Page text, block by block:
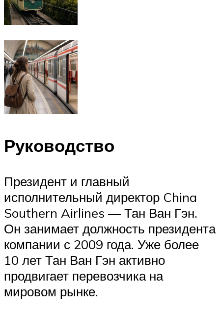
Руководство
Президент и главный
исполнительный директор China
Southern Airlines — Тан Ван Гэн.
Он занимает должность президента
компании с 2009 года. Уже более
10 лет Тан Ван Гэн активно
продвигает перевозчика на
мировом рынке.